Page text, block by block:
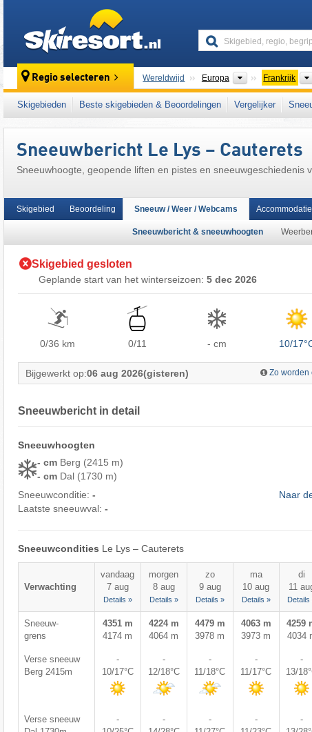
Regio selecteren Wereldwijd Europa Continenten
Frankrijk
Dit skigebied ligt ook in: Centrale/Hoge
Skigebieden Beste skigebieden & Beoordelingen Vergelijker
Sneeuwbericht Le Lys – Cauterets
Sneeuwhoogte, geopende liften en pistes en sneeuwgeschiedenis
Skigebied Beoordeling Sneeuw / Weer / Webcams
Sneeuwbericht & sneeuwhoogten
Skigebied gesloten
Geplande start van het winterseizoen: 5 dec 2026
0/36 km 0/11 - cm 10/
Bijgewerkt op:06 aug 2026(gisteren) Zo worden
Sneeuwbericht in detail
Sneeuwhoogten
- cm Berg (2415 m)
- cm Dal (1730 m)
Sneeuwconditie: -
Laatste sneeuwval: -
Naar
Sneeuwcondities Le Lys – Cauterets
Verwachting
vandaag
7 aug
Details »
morgen
8 aug
Details »
zo
9 aug
Details »
ma
10 aug
Details »
di
11
Details
Sneeuw-
grens
4351 m
4174 m
4224 m
4064 m
4479 m
3978 m
4063 m
3973 m
4259
4034
Verse sneeuw
Berg 2415m
-
10/17°C
-
12/18°C
-
11/18°C
-
11/17°C
-
13/
Verse sneeuw
-
-
-
-
-